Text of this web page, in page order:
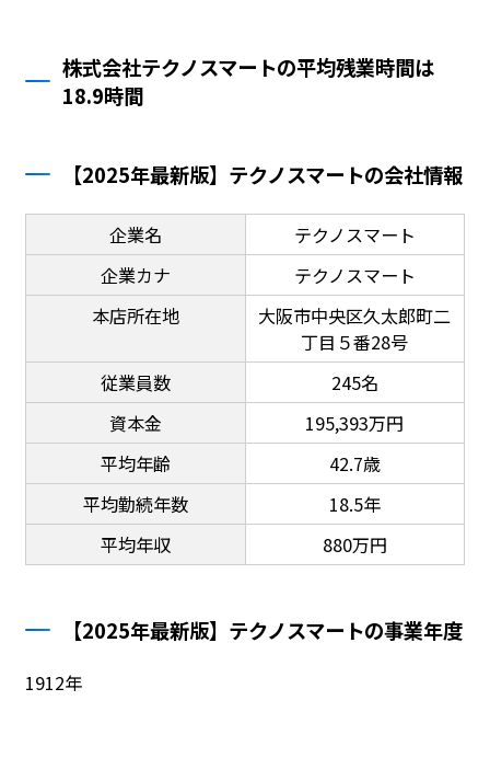
株式会社テクノスマートの平均残業時間は
18.9時間
【2025年最新版】テクノスマートの会社情報
企業名
テクノスマート
企業カナ
テクノスマート
本店所在地
大阪市中央区久太郎町二
丁目５番28号
従業員数
245名
資本金
195,393万円
平均年齢
42.7歳
平均勤続年数
18.5年
平均年収
880万円
【2025年最新版】テクノスマートの事業年度
1912年